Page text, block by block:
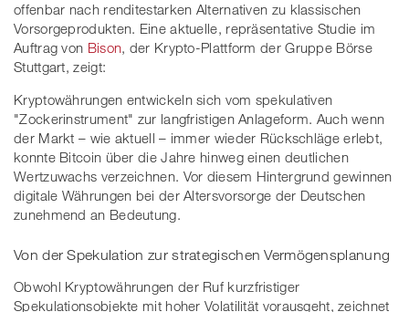
offenbar nach renditestarken Alternativen zu klassischen
Vorsorgeprodukten. Eine aktuelle, repräsentative Studie im
Auftrag von Bison, der Krypto-Plattform der Gruppe Börse
Stuttgart, zeigt:
Kryptowährungen entwickeln sich vom spekulativen
"Zockerinstrument" zur langfristigen Anlageform. Auch wenn
der Markt – wie aktuell – immer wieder Rückschläge erlebt,
konnte Bitcoin über die Jahre hinweg einen deutlichen
Wertzuwachs verzeichnen. Vor diesem Hintergrund gewinnen
digitale Währungen bei der Altersvorsorge der Deutschen
zunehmend an Bedeutung.
Von der Spekulation zur strategischen Vermögensplanung
Obwohl Kryptowährungen der Ruf kurzfristiger
Spekulationsobjekte mit hoher Volatilität vorausgeht, zeichnet